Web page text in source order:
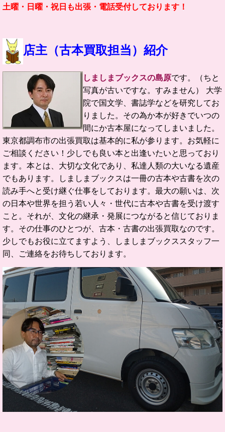
土曜・日曜・祝日も出張・電話受付しております！
店主（古本買取担当）紹介
しましまブックスの島原です。（ちと
写真が古いですな。すみません） 大学
院で国文学、書誌学などを研究してお
りました。 その為か本が好きでいつの
間にか古本屋になってしまいました。
東京都調布市の出張買取は基本的に私が参ります。お気軽に
ご相談ください！ 少しでも良い本と出逢いたいと思っており
ます。 本とは、大切な文化であり、私達人類の大いなる遺産
でもあります。
しましまブックスは一冊の古本や古書を次の
読み手へと受け継ぐ仕事をしております。 最大の願いは、次
の日本や世界を担う若い人々・世代に古本や古書を受け渡す
こと。 それが、文化の継承・発展につながると信じておりま
す。 その仕事のひとつが、古本・古書の出張買取なのです。
少しでもお役に立てますよう、しましまブックススタッフ一
同、ご連絡をお待ちしております。